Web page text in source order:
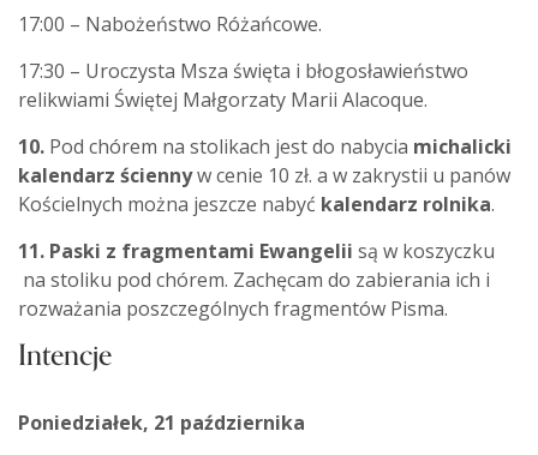
17:00 – Nabożeństwo Różańcowe.
17:30 – Uroczysta Msza święta i błogosławieństwo
relikwiami Świętej Małgorzaty Marii Alacoque.
10. Pod chórem na stolikach jest do nabycia michalicki
kalendarz ściennyw cenie 10 zł. a w zakrystii u panów
Kościelnych można jeszcze nabyć kalendarz rolnika.
11. Paski z fragmentami Ewangelii są w koszyczku
na stoliku pod chórem. Zachęcam do zabierania ich i
rozważania poszczególnych fragmentów Pisma.
Intencje
Poniedziałek, 21 października